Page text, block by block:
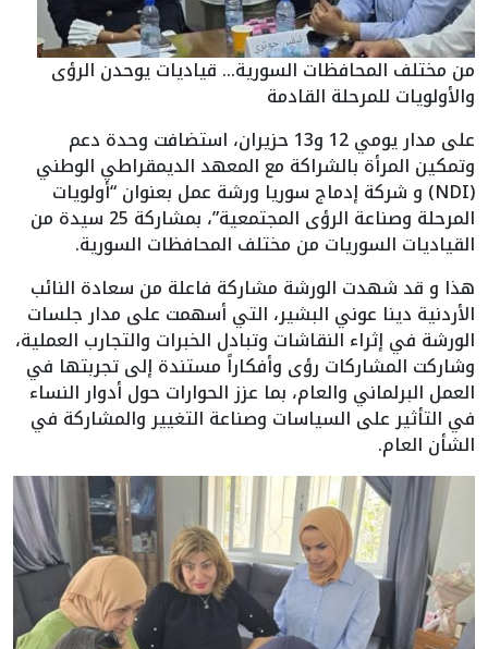
من مختلف المحافظات السورية… قياديات يوحدن الرؤى
والأولويات للمرحلة القادمة
على مدار يومي 12 و13 حزيران، استضافت وحدة دعم
وتمكين المرأة بالشراكة مع المعهد الديمقراطي الوطني
(NDI) و شركة إدماج سوريا ورشة عمل بعنوان “أولويات
المرحلة وصناعة الرؤى المجتمعية”، بمشاركة 25 سيدة من
القياديات السوريات من مختلف المحافظات السورية.
هذا و قد شهدت الورشة مشاركة فاعلة من سعادة النائب
الأردنية دينا عوني البشير، التي أسهمت على مدار جلسات
الورشة في إثراء النقاشات وتبادل الخبرات والتجارب العملية،
وشاركت المشاركات رؤى وأفكاراً مستندة إلى تجربتها في
العمل البرلماني والعام، بما عزز الحوارات حول أدوار النساء
في التأثير على السياسات وصناعة التغيير والمشاركة في
الشأن العام.